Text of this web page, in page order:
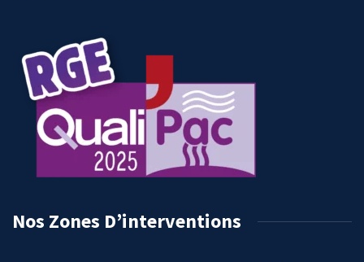
Nos Zones D’interventions